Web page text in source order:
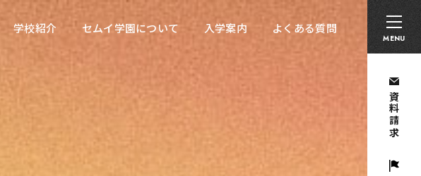
MENU
学校紹介 セムイ学園について 入学案内 よくある質問
資料請求
採用担当者の方へ 留学生の方へ
学校紹介
東海医療科学専門学校
東海歯科医療専門学校
セムイ学園について 入学案内 よくある質問